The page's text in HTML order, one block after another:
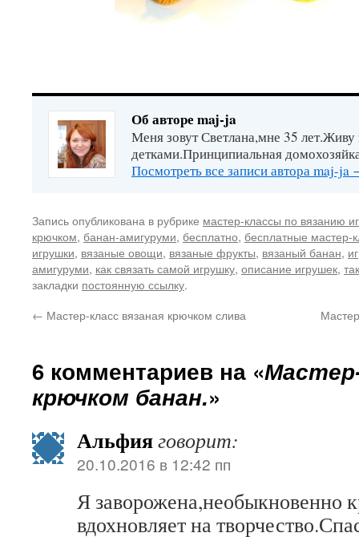
Об авторе maj-ja
Меня зовут Светлана,мне 35
детками.Принципиальная
Посмотреть все записи автора maj-ja
Запись опубликована в рубрике мастер-классы по вязанию
крючком, банан-амигуруми, бесплатно, бесплатные мастер-
игрушки, вязаные овощи, вязаные фрукты, вязаный банан,
амигуруми, как связать самой игрушку, описание игрушек,
закладки постоянную ссылку.
← Мастер-класс вязаная крючком слива
6 комментариев на «
крючком банан.»
Альфияговорит:
20.10.2016 в 12:42 пп
Я заворожена,необыкновенно
вдохновляет на